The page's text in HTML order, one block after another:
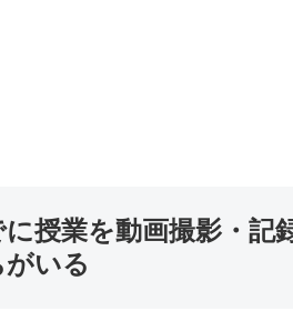
授業を動画撮影・記
いる